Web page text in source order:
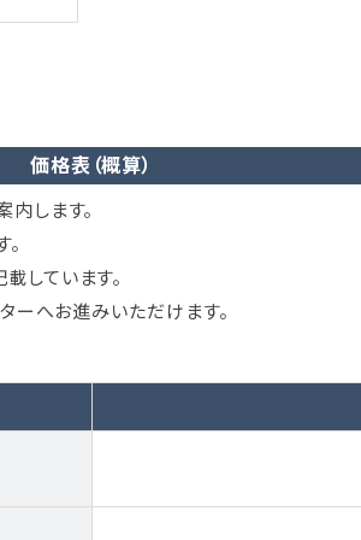
価格表（概算）
します。
しています。
ーへお進みいただけます。